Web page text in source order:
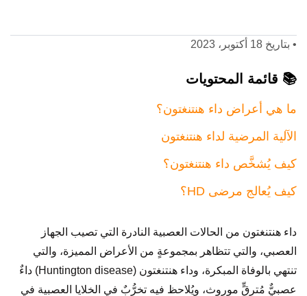
• بتاريخ 18 أكتوبر، 2023
📚 قائمة المحتويات
ما هي أعراض داء هنتنغتون؟
الآلية المرضية لداء هنتنغتون
كيف يُشخَّص داء هنتنغتون؟
كيف يُعالج مرضى HD؟
داء هنتنغتون من الحالات العصبية النادرة التي تصيب الجهاز
العصبي، والتي تتظاهر بمجموعةٍ من الأعراض المميزة، والتي
تنتهي بالوفاة المبكرة، وداء هنتنغتون (Huntington disease) داءٌ
عصبيٌّ مُترقٍّ موروث، ويُلاحظ فيه تخرُّبٌ في الخلايا العصبية في